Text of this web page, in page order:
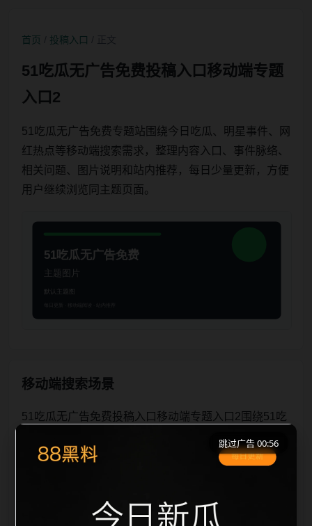
首页 投稿入口
51吃瓜无广告免费投稿入口移动端专题
入口2
51吃瓜无广告免费专题站围绕今日吃瓜、明星事件、网
红热点等移动端搜索需求，整理内容入口、事件脉络、
相关问题、图片说明和站内推荐，每日少量更新，方便
用户继续浏览同主题页面。
移动端搜索场景
51吃瓜无广告免费投稿入口移动端专题入口2围绕51吃
惯整理标题、描述、图片和站内推荐。用户进入页面
览。本页强调内容归集和主题一致性，避免无关关键词
跳过广告 00:55